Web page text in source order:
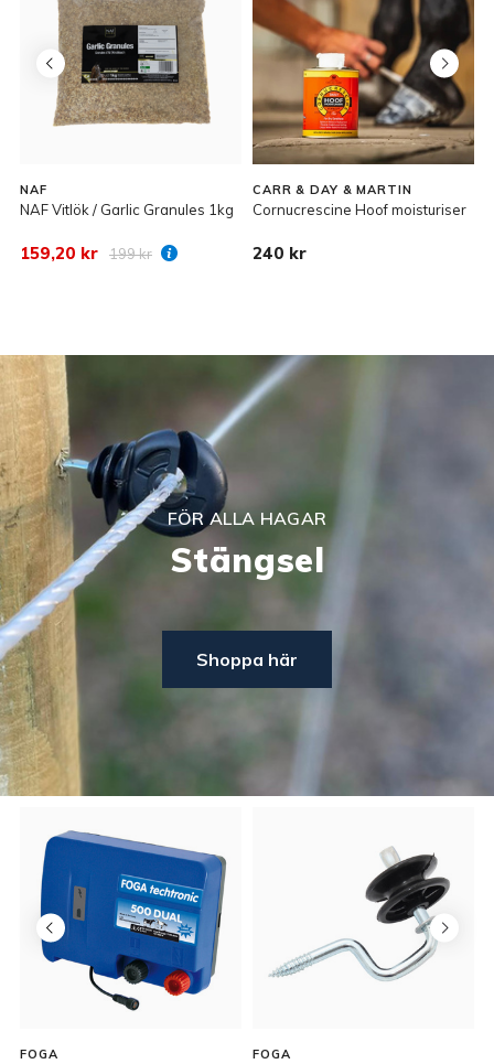
NAF
NAF Vitlök / Garlic Granules 1kg
159,20 kr 199 kr
CARR & DAY & MARTIN
Cornucrescine Hoof moisturiser
240 kr
FÖR ALLA HAGAR
Stängsel
Shoppa här
FOGA FOGA